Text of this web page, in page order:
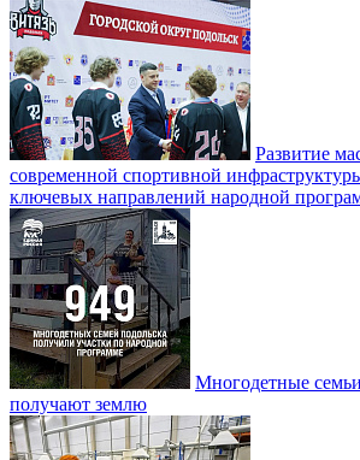
Развитие
современной спортивной
ключевых направлений народной
Многодетные
получают землю